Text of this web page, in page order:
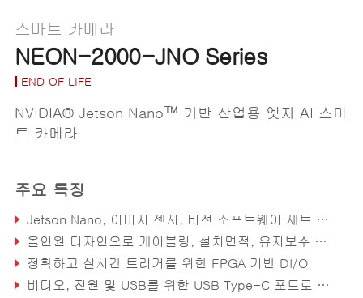
스마트 카메라
NEON-2000-JNO Series
END OF LIFE
NVIDIA® Jetson Nano™ 기반 산업용 엣지 AI 스마
트 카메라
주요 특징
Jetson Nano, 이미지 센서, 비전 소프트웨어 세트 통합, 즉시 배치 가능
올인원 디자인으로 케이블링, 설치면적, 유지보수 최소화
정확하고 실시간 트리거를 위한 FPGA 기반 DI/O
비디오, 전원 및 USB를 위한 USB Type-C 포트로 연결 간소화